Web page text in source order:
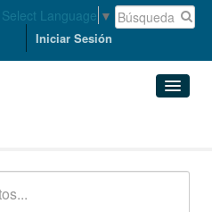
Select Language ▼
Iniciar Sesión